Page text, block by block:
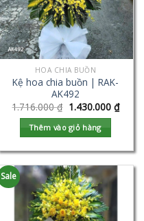
HOA CHIA BUỒN
Kệ hoa chia buồn | RAK-
AK492
1.716.000₫ 1.430.000 ₫
Thêm vào giỏ hàng
Sale